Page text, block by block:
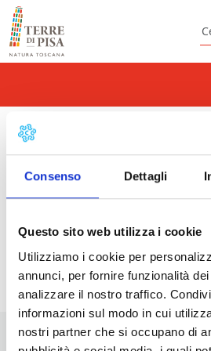
Consenso Dettagli
Questo sito web utilizza i cookie
Utilizziamo i cookie per
annunci, per fornire funzionalità
analizzare il nostro traffico.
informazioni sul modo in cui
nostri partner che si occupano di
Vai al contenuto
bike
Prossimi eventi
<li>Non ci sono eventi con